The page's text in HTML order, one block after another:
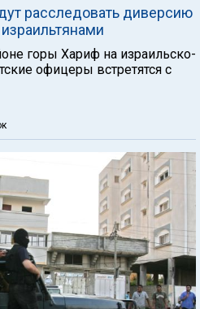
расследовать диверсию
горы Хариф на израильско-
офицеры встретятся с